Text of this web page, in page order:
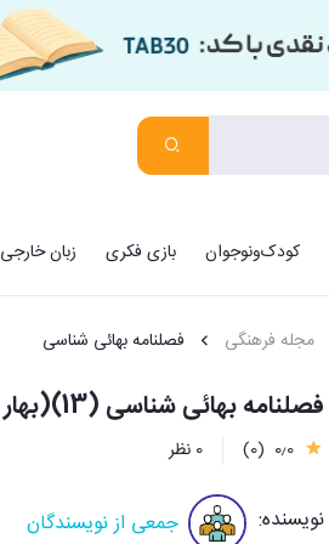
کودک‌ونوجوان بازی فکری زبان خارجی
مجله فرهنگی فصلنامه بهائی شناسی
فصلنامه بهائی شناسی (13)(بهار 99)
0٫0 (0) 0 نظر
نویسنده: جمعی از نویسندگان